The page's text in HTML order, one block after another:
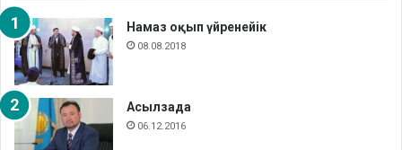
Намаз оқып үйренейік
08.08.2018
Асылзада
06.12.2016